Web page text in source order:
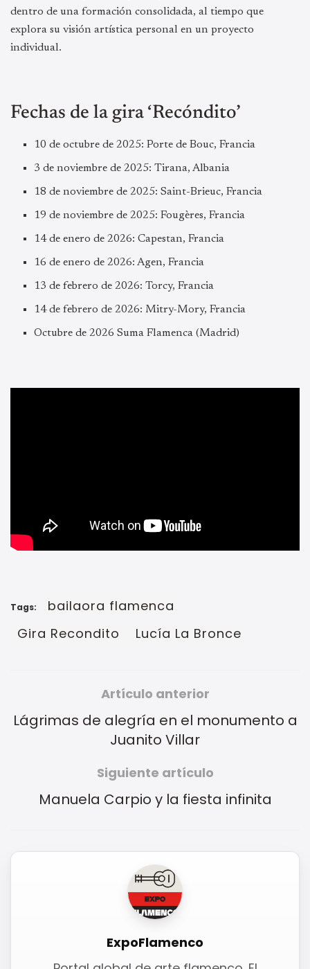
dentro de una formación consolidada, al tiempo que
explora su visión artística personal en un proyecto
individual.
Fechas de la gira ‘Recóndito’
10 de octubre de 2025: Porte de Bouc, Francia
3 de noviembre de 2025: Tirana, Albania
18 de noviembre de 2025: Saint-Brieuc, Francia
19 de noviembre de 2025: Fougères, Francia
14 de enero de 2026: Capestan, Francia
16 de enero de 2026: Agen, Francia
13 de febrero de 2026: Torcy, Francia
14 de febrero de 2026: Mitry-Mory, Francia
Octubre de 2026 Suma Flamenca (Madrid)
Tags:
bailaora flamenca
Gira Recondito
Lucía La Bronce
Artículo anterior
Lágrimas de alegría en el monumento a
Juanito Villar
Siguiente artículo
Manuela Carpio y la fiesta infinita
ExpoFlamenco